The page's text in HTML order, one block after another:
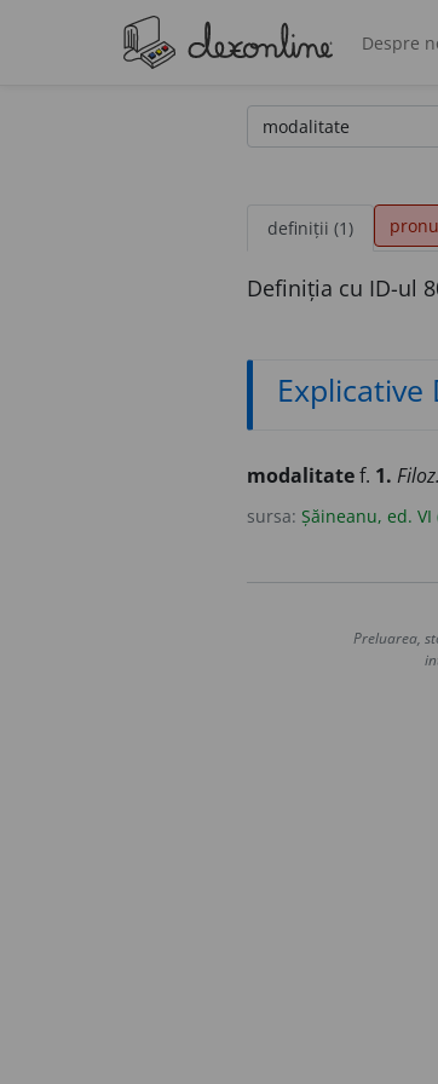
Despre
definiții (1)
Definiția cu ID-ul
Explicative
modalitatef. 1. Filoz.
sursa: Șăineanu, ed. VI
Preluarea,